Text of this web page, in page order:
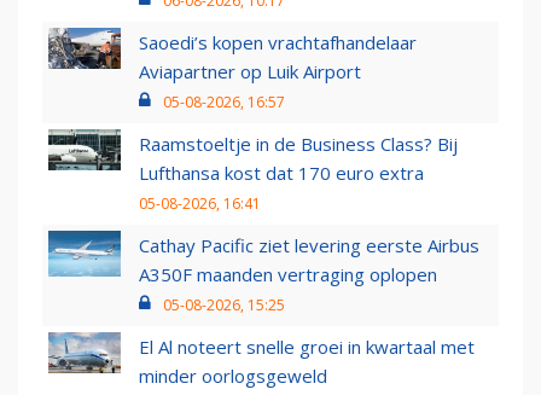
Saoedi’s kopen vrachtafhandelaar
Aviapartner op Luik Airport
05-08-2026, 16:57
Raamstoeltje in de Business Class? Bij
Lufthansa kost dat 170 euro extra
05-08-2026, 16:41
Cathay Pacific ziet levering eerste Airbus
A350F maanden vertraging oplopen
05-08-2026, 15:25
El Al noteert snelle groei in kwartaal met
minder oorlogsgeweld